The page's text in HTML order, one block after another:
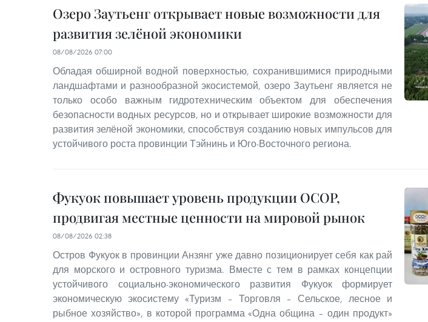
Озеро Заутьенг открывает новые возможности для
развития зелёной экономики
08/08/2026 07:00
Обладая обширной водной поверхностью, сохранившимися природными
ландшафтами и разнообразной экосистемой, озеро Заутьенг является не
только особо важным гидротехническим объектом для обеспечения
безопасности водных ресурсов, но и открывает широкие возможности для
развития зелёной экономики, способствуя созданию новых импульсов для
устойчивого роста провинции Тэйнинь и Юго-Восточного региона.
Фукуок повышает уровень продукции OCOP,
продвигая местные ценности на мировой рынок
08/08/2026 02:38
Остров Фукуок в провинции Анзянг уже давно позиционирует себя как рай
для морского и островного туризма. Вместе с тем в рамках концепции
устойчивого социально-экономического развития Фукуок формирует
экономическую экосистему «Туризм – Торговля – Сельское, лесное и
рыбное хозяйство», в которой программа «Одна община – один продукт»